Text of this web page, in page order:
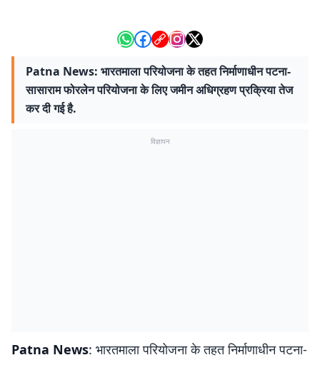
Patna News: भारतमाला परियोजना के तहत निर्माणाधीन पटना-
सासाराम फोरलेन परियोजना के लिए जमीन अधिग्रहण प्रक्रिया तेज
कर दी गई है.
विज्ञापन
Patna News: भारतमाला परियोजना के तहत निर्माणाधीन पटना-